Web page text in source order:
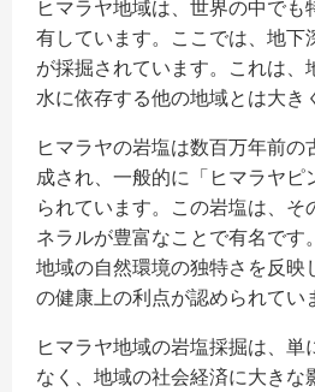
ヒマラヤ地域は、世界の中で
有しています。ここでは、地下
が採掘されています。これは、
水に依存する他の地域とは大き
ヒマラヤの岩塩は数百万年前
成され、一般的に「ヒマラヤピ
られています。この岩塩は、そ
ネラルが豊富なことで有名です
地域の自然環境の独特さを反映
の健康上の利点が認められてい
ヒマラヤ地域の岩塩採掘は、
なく、地域の社会経済に大きな